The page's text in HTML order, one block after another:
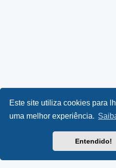
Este site utiliza cookies para
uma melhor experiência.
Entendido!